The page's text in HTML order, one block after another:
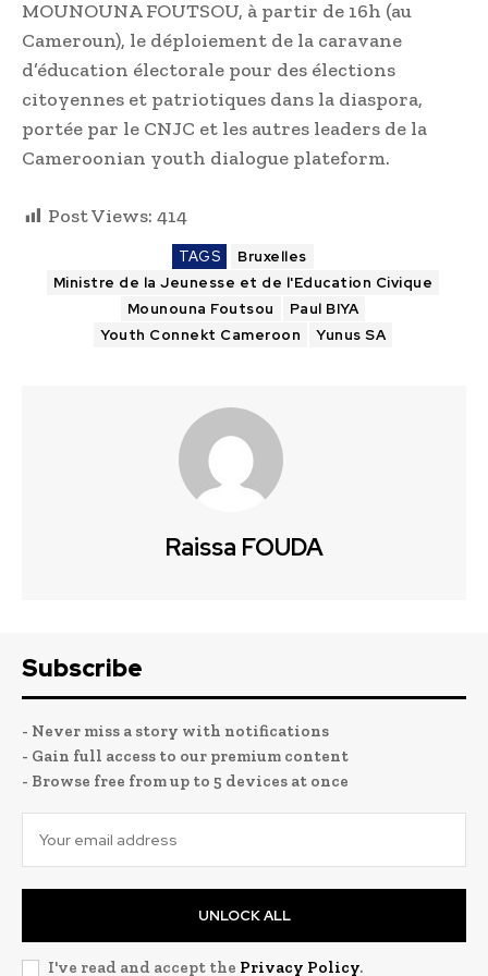
MOUNOUNA FOUTSOU, à partir de 16h (au
Cameroun), le déploiement de la caravane
d’éducation électorale pour des élections
citoyennes et patriotiques dans la diaspora,
portée par le CNJC et les autres leaders de la
Cameroonian youth dialogue plateform.
Post Views: 414
TAGS
Bruxelles
Ministre de la Jeunesse et de l'Education Civique
Mounouna Foutsou
Paul BIYA
Youth Connekt Cameroon
Yunus SA
Raissa FOUDA
Subscribe
- Never miss a story with notifications
- Gain full access to our premium content
- Browse free from up to 5 devices at once
UNLOCK ALL
I've read and accept the Privacy Policy.